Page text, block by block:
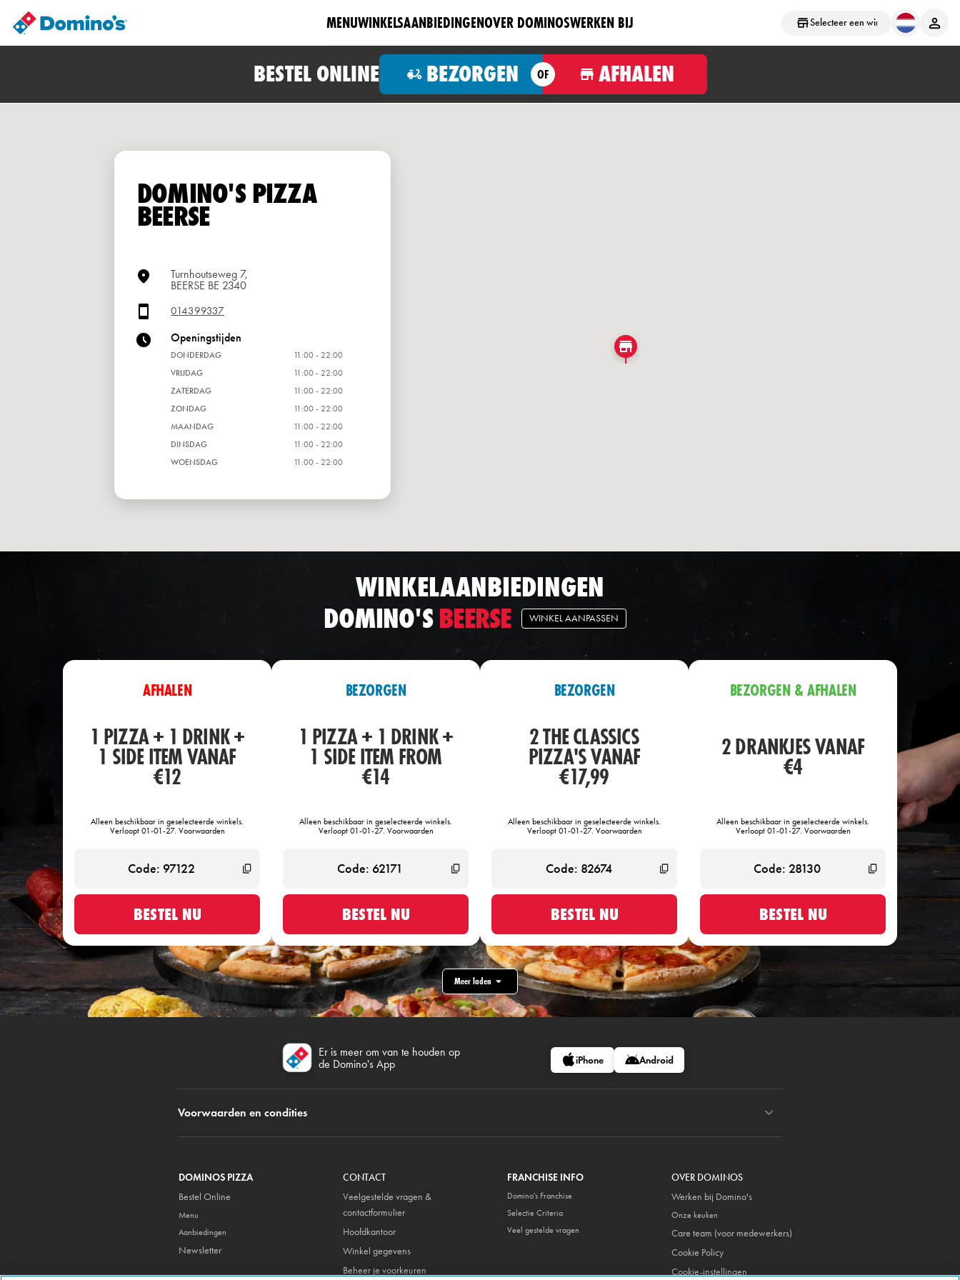
Selecteer een winkel
MENUWINKELSAANBIEDINGENOVER DOMINOSWERKEN BIJ
BESTEL ONLINE BEZORGEN OF AFHALEN
DOMINO'S PIZZA
BEERSE
Turnhoutseweg 7,
BEERSE BE 2340
014399337
Openingstijden
DONDERDAG
11:00 - 22:00
VRIJDAG
11:00 - 22:00
ZATERDAG
11:00 - 22:00
ZONDAG
11:00 - 22:00
MAANDAG
11:00 - 22:00
DINSDAG
11:00 - 22:00
WOENSDAG
11:00 - 22:00
WINKELAANBIEDINGEN
DOMINO'SBEERSE WINKEL AANPASSEN
AFHALEN
1 PIZZA + 1 DRINK +
1 SIDE ITEM VANAF
€12
Alleen beschikbaar in geselecteerde winkels.
Verloopt 01-01-27. Voorwaarden
BESTEL NU
BEZORGEN
1 PIZZA + 1 DRINK +
1 SIDE ITEM FROM
€14
Alleen beschikbaar in geselecteerde winkels.
Verloopt 01-01-27. Voorwaarden
BESTEL NU
BEZORGEN
2 THE CLASSICS
PIZZA'S VANAF
€17,99
Alleen beschikbaar in geselecteerde winkels.
Verloopt 01-01-27. Voorwaarden
BESTEL NU
BEZORGEN & AFHALEN
2 DRANKJES VANAF
€4
Alleen beschikbaar in geselecteerde winkels.
Verloopt 01-01-27. Voorwaarden
BESTEL NU
Meer laden
Er is meer om van te houden op
de Domino's App
iPhone Android
Voorwaarden en condities
DOMINOS PIZZA
Bestel Online
Menu
Aanbiedingen
Newsletter
CONTACT
Veelgestelde vragen &
contactformulier
Hoofdkantoor
Winkel gegevens
Beheer je voorkeuren
FRANCHISE INFO
Domino's Franchise
Selectie Criteria
Veel gestelde vragen
OVER DOMINOS
Werken bij Domino's
Onze keuken
Care team (voor medewerkers)
Cookie Policy
Cookie-instellingen